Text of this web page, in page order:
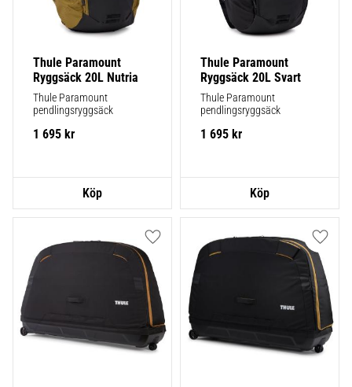
Thule Paramount
Ryggsäck 20L Nutria
Thule Paramount
pendlingsryggsäck
1 695 kr
Thule Paramount
Ryggsäck 20L Svart
Thule Paramount
pendlingsryggsäck
1 695 kr
Lägg till i favoriter Lägg